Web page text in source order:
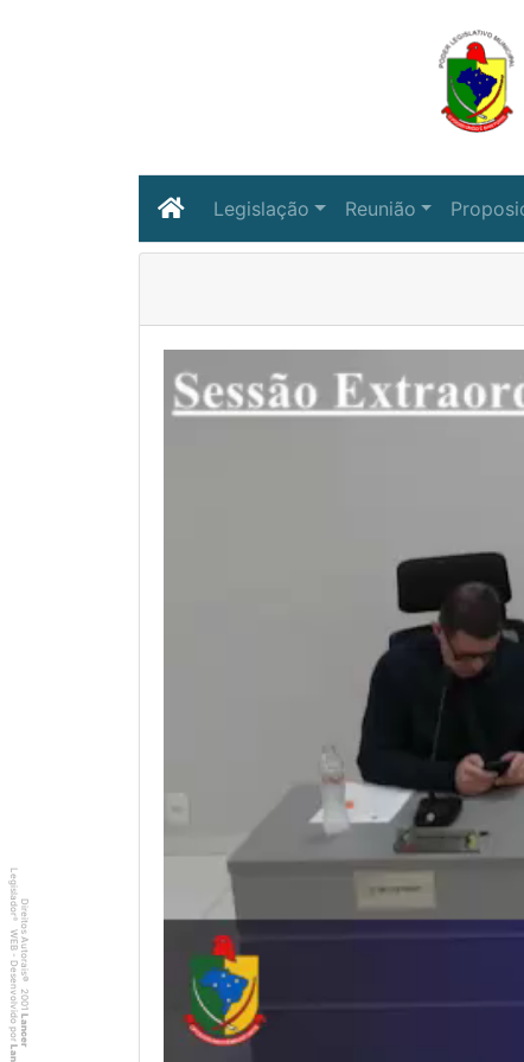
Legislação Reunião
Direitos Autorais
©
2001
Lancer
Legislador
®
WEB - Desenvolvido por